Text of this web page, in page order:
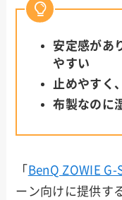
安定感があ
やすい
止めやすく
布製なのに
「 BenQ ZOWIE G-
ーン向けに提供す